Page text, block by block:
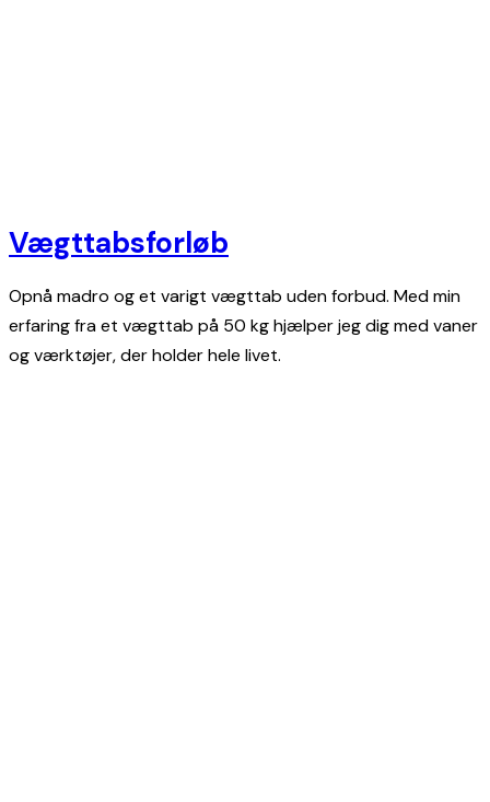
Vægttabsforløb
Opnå madro og et varigt vægttab uden forbud. Med min
erfaring fra et vægttab på 50 kg hjælper jeg dig med vaner
og værktøjer, der holder hele livet.